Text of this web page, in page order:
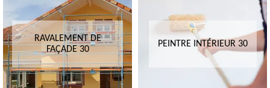
RAVALEMENT DE
FAÇADE 30
PEINTRE INTÉRIEUR 30